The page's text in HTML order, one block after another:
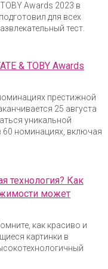
Awards 2023 в
для всех
тест.
& TOBY Awards
престижной
25 августа
уникальной
60 номинациях, включая
технология? Как
может
как красиво и
картинки в